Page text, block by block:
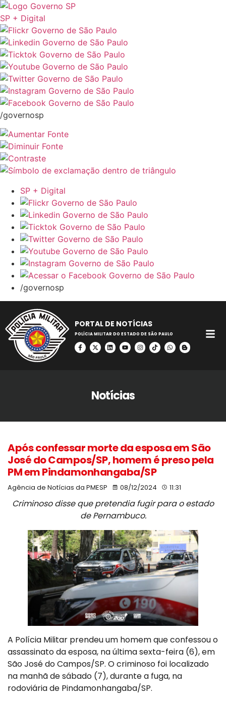
SP + Digital
/governosp
SP + Digital
/governosp
PORTAL DE NOTÍCIAS
POLÍCIA MILITAR DO ESTADO DE SÃO PAULO
Notícias
Após confessar morte da esposa em São
José do Campos/SP, homem é preso pela
PM em Pindamonhangaba/SP
Agência de Notícias da PMESP 08/12/2024 11:31
Criminoso disse que pretendia fugir para o estado
de Pernambuco.
A Polícia Militar prendeu um homem que confessou o
assassinato da esposa, na última sexta-feira (6), em
São José do Campos/SP. O criminoso foi localizado
na manhã de sábado (7), durante a fuga, na
rodoviária de Pindamonhangaba/SP.